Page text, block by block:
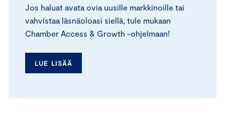
Jos haluat avata ovia uusille markkinoille tai
vahvistaa läsnäoloasi siellä, tule mukaan
Chamber Access & Growth -ohjelmaan!
LUE LISÄÄ